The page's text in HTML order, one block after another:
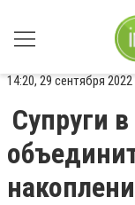
14:20, 29 сентября 2022
Супруги